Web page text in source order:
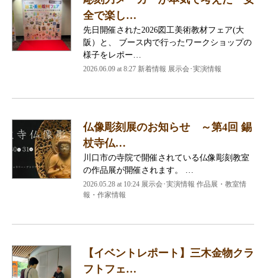
全で楽し…
先日開催された2026図工美術教材フェア(大
阪）と、 ブース内で行ったワークショップの
様子をレポー…
2026.06.09 at 8:27 新着情報 展示会･実演情報
仏像彫刻展のお知らせ ～第4回 錫
杖寺仏…
川口市の寺院で開催されている仏像彫刻教室
の作品展が開催されます。 …
2026.05.28 at 10:24 展示会･実演情報 作品展・教室情
報・作家情報
【イベントレポート】三木金物クラ
フトフェ…